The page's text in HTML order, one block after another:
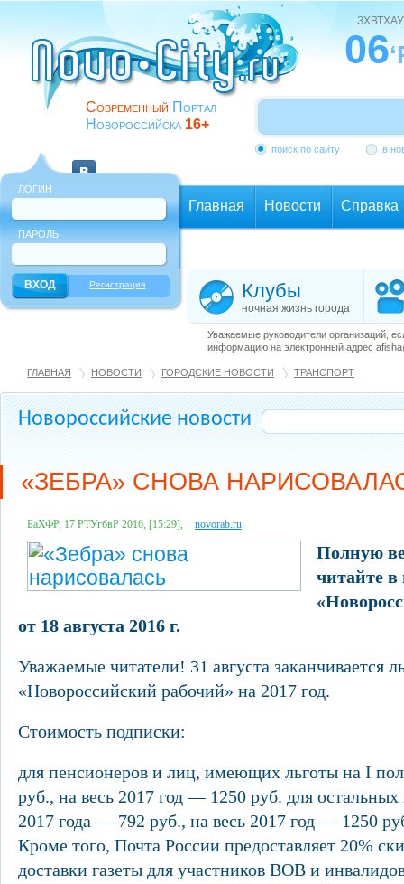
Современный Портал
Новороссийска 16+
ЗХВТХАУ
06
поиск по сайту в
ЛОГИН
ПАРОЛЬ
Регистрация
Главная Новости Справка
Клубы
ночная жизнь города
Уважаемые руководители организаций,
информацию на электронный адрес
ГЛАВНАЯ НОВОСТИ ГОРОДСКИЕ НОВОСТИ ТРАНСПОРТ
Новороссийские новости
«ЗЕБРА» СНОВА
БаХФР, 17 РТУгбвР 2016, [15:29], novorab.ru
Полную
читайте в
от 18 августа 2016 г.
Уважаемые читатели! 31 августа заканчивается
«Новороссийский рабочий» на 2017 год.
Стоимость подписки:
для пенсионеров и лиц, имеющих льготы на I
руб., на весь 2017 год — 1250 руб. для
2017 года — 792 руб., на весь 2017 год — 1250
Кроме того, Почта России предоставляет 20%
доставки газеты для участников ВОВ и